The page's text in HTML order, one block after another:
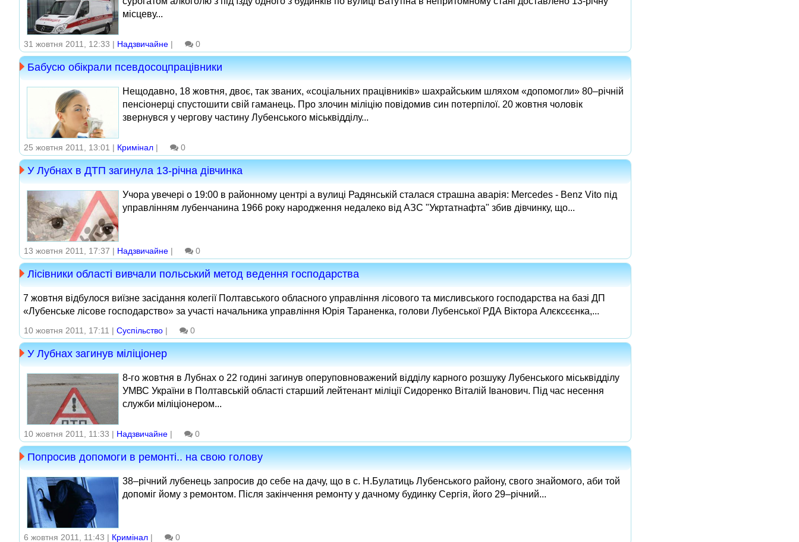
місцеву...
31 жовтня 2011, 12:33 | Надзвичайне | 0
Бабусю обікрали псевдосоцпрацівники
Нещодавно, 18 жовтня, двоє, так званих, «соціальних працівників» шахрайським шляхом «допомогли» 80–річній
пенсіонерці спустошити свій гаманець. Про злочин міліцію повідомив син потерпілої. 20 жовтня чоловік
звернувся у чергову частину Лубенського міськвідділу...
25 жовтня 2011, 13:01 | Кримінал | 0
У Лубнах в ДТП загинула 13-річна дівчинка
Учора увечері о 19:00 в районному центрі а вулиці Радянській сталася страшна аварія: Mercedes - Benz Vito під
управлінням лубенчанина 1966 року народження недалеко від АЗС "Укртатнафта" збив дівчинку, що...
13 жовтня 2011, 17:37 | Надзвичайне | 0
Лісівники області вивчали польський метод ведення господарства
7 жовтня відбулося виїзне засідання колегії Полтавського обласного управління лісового та мисливського господарства на базі ДП
«Лубенське лісове господарство» за участі начальника управління Юрія Тараненка, голови Лубенської РДА Віктора Алєксєєнка,...
10 жовтня 2011, 17:11 | Суспільство | 0
У Лубнах загинув міліціонер
8-го жовтня в Лубнах о 22 годині загинув оперуповноважений відділу карного розшуку Лубенського міськвідділу
УМВС України в Полтавській області старший лейтенант міліції Сидоренко Віталій Іванович. Під час несення
служби міліціонером...
10 жовтня 2011, 11:33 | Надзвичайне | 0
Попросив допомоги в ремонті.. на свою голову
38–річний лубенець запросив до себе на дачу, що в с. Н.Булатиць Лубенського району, свого знайомого, аби той
допоміг йому з ремонтом. Після закінчення ремонту у дачному будинку Сергія, його 29–річний...
6 жовтня 2011, 11:43 | Кримінал | 0